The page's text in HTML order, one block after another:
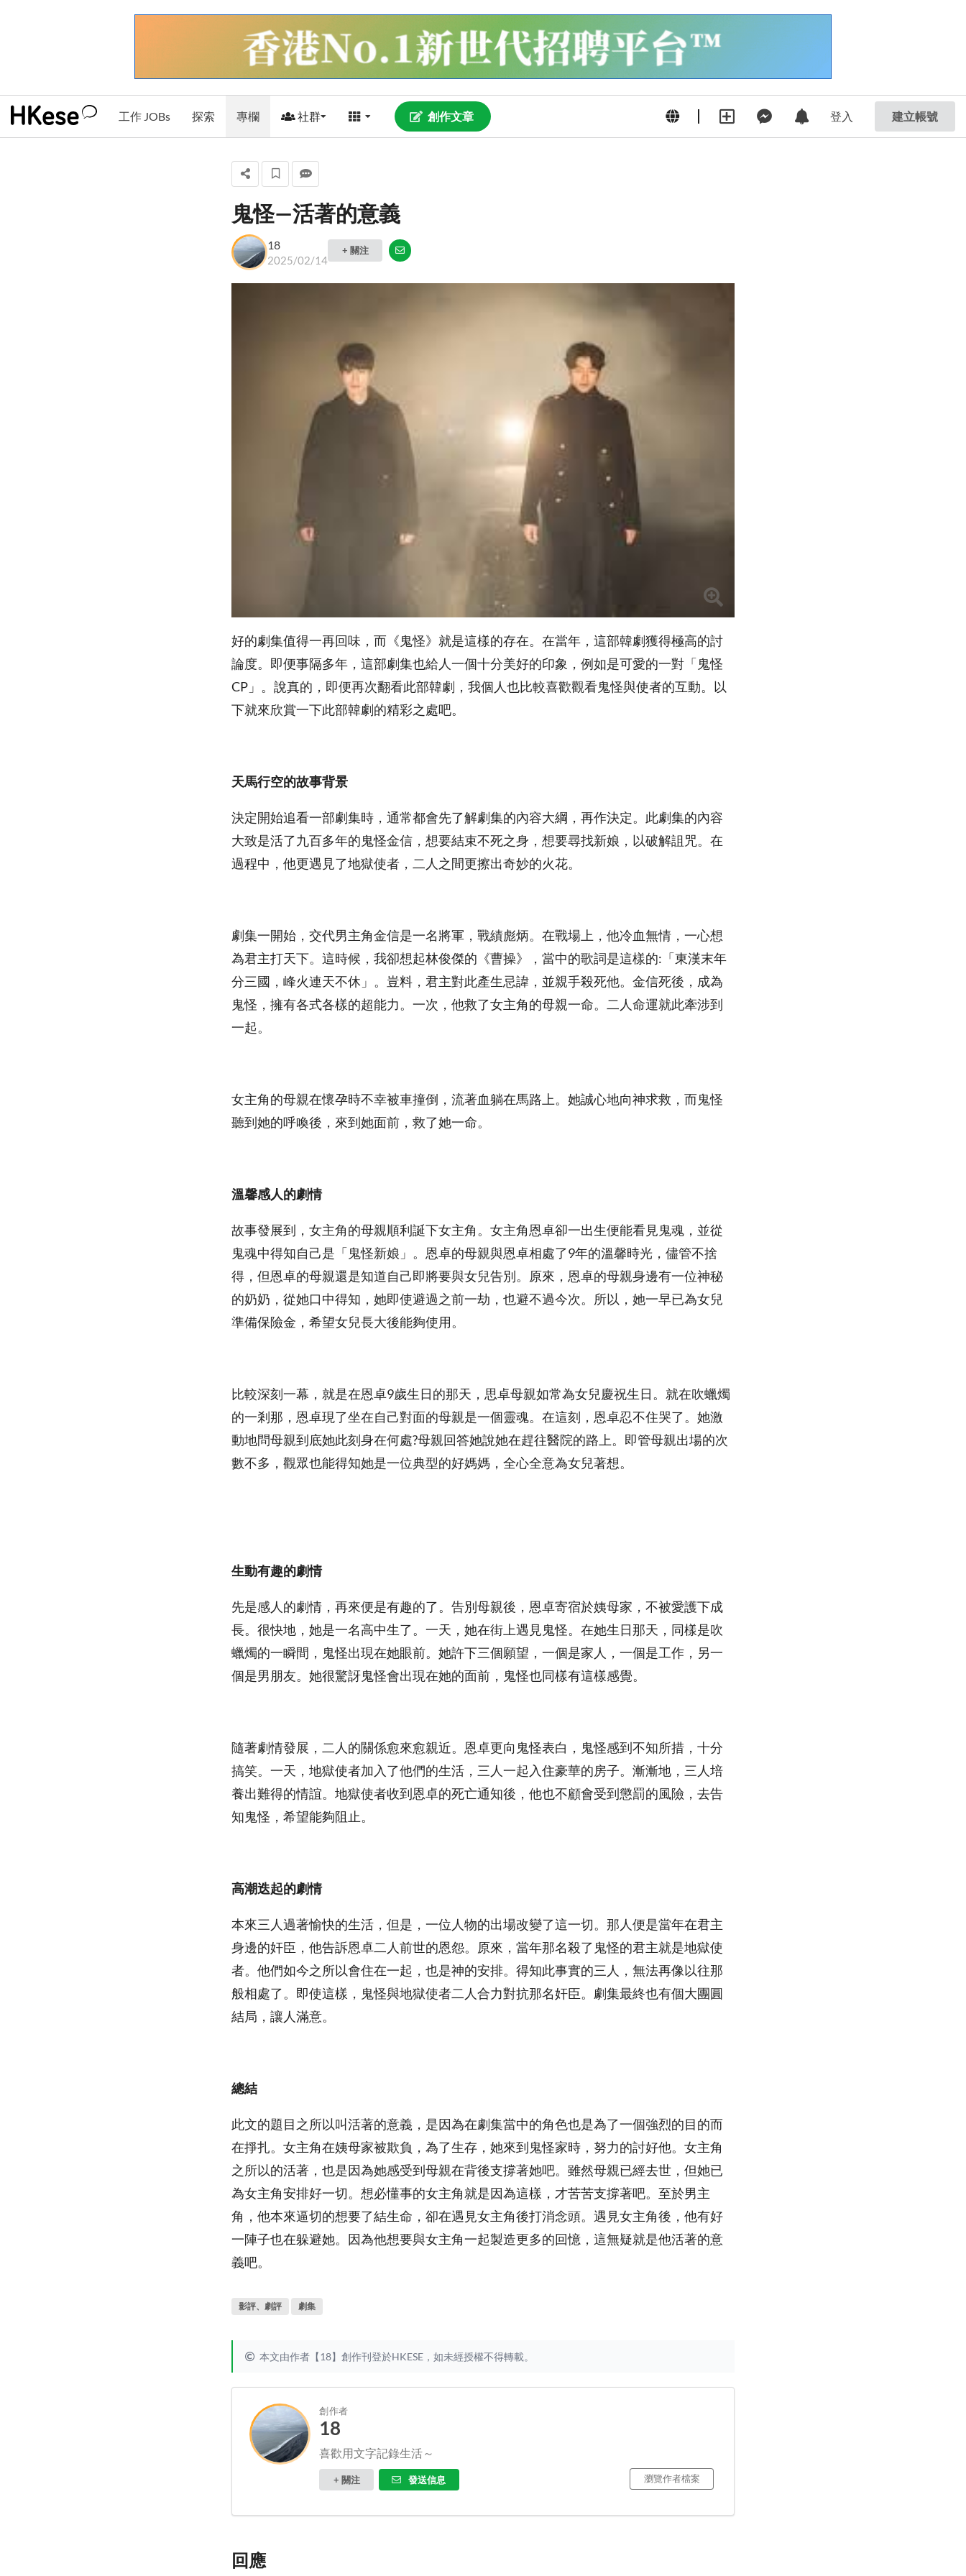
工作 JOBs 探索 專欄 社群 創作文章 登入 建立帳號
鬼怪—活著的意義
18
2025/02/14
+ 關注
好的劇集值得一再回味，而《鬼怪》就是這樣的存在。在當年，這部韓劇獲得極高的討
論度。即便事隔多年，這部劇集也給人一個十分美好的印象，例如是可愛的一對「鬼怪
CP」。說真的，即便再次翻看此部韓劇，我個人也比較喜歡觀看鬼怪與使者的互動。以
下就來欣賞一下此部韓劇的精彩之處吧。
天馬行空的故事背景
決定開始追看一部劇集時，通常都會先了解劇集的內容大綱，再作決定。此劇集的內容
大致是活了九百多年的鬼怪金信，想要結束不死之身，想要尋找新娘，以破解詛咒。在
過程中，他更遇見了地獄使者，二人之間更擦出奇妙的火花。
劇集一開始，交代男主角金信是一名將軍，戰績彪炳。在戰場上，他冷血無情，一心想
為君主打天下。這時候，我卻想起林俊傑的《曹操》，當中的歌詞是這樣的:「東漢末年
分三國，峰火連天不休」。豈料，君主對此產生忌諱，並親手殺死他。金信死後，成為
鬼怪，擁有各式各樣的超能力。一次，他救了女主角的母親一命。二人命運就此牽涉到
一起。
女主角的母親在懷孕時不幸被車撞倒，流著血躺在馬路上。她誠心地向神求救，而鬼怪
聽到她的呼喚後，來到她面前，救了她一命。
溫馨感人的劇情
故事發展到，女主角的母親順利誕下女主角。女主角恩卓卻一出生便能看見鬼魂，並從
鬼魂中得知自己是「鬼怪新娘」。恩卓的母親與恩卓相處了9年的溫馨時光，儘管不捨
得，但恩卓的母親還是知道自己即將要與女兒告別。原來，恩卓的母親身邊有一位神秘
的奶奶，從她口中得知，她即使避過之前一劫，也避不過今次。所以，她一早已為女兒
準備保險金，希望女兒長大後能夠使用。
比較深刻一幕，就是在恩卓9歲生日的那天，思卓母親如常為女兒慶祝生日。就在吹蠟燭
的一剎那，恩卓現了坐在自己對面的母親是一個靈魂。在這刻，恩卓忍不住哭了。她激
動地問母親到底她此刻身在何處?母親回答她說她在趕往醫院的路上。即管母親出場的次
數不多，觀眾也能得知她是一位典型的好媽媽，全心全意為女兒著想。
生動有趣的劇情
先是感人的劇情，再來便是有趣的了。告別母親後，恩卓寄宿於姨母家，不被愛護下成
長。很快地，她是一名高中生了。一天，她在街上遇見鬼怪。在她生日那天，同樣是吹
蠟燭的一瞬間，鬼怪出現在她眼前。她許下三個願望，一個是家人，一個是工作，另一
個是男朋友。她很驚訝鬼怪會出現在她的面前，鬼怪也同樣有這樣感覺。
隨著劇情發展，二人的關係愈來愈親近。恩卓更向鬼怪表白，鬼怪感到不知所措，十分
搞笑。一天，地獄使者加入了他們的生活，三人一起入住豪華的房子。漸漸地，三人培
養出難得的情誼。地獄使者收到恩卓的死亡通知後，他也不顧會受到懲罰的風險，去告
知鬼怪，希望能夠阻止。
高潮迭起的劇情
本來三人過著愉快的生活，但是，一位人物的出場改變了這一切。那人便是當年在君主
身邊的奸臣，他告訴恩卓二人前世的恩怨。原來，當年那名殺了鬼怪的君主就是地獄使
者。他們如今之所以會住在一起，也是神的安排。得知此事實的三人，無法再像以往那
般相處了。即使這樣，鬼怪與地獄使者二人合力對抗那名奸臣。劇集最終也有個大團圓
結局，讓人滿意。
總結
此文的題目之所以叫活著的意義，是因為在劇集當中的角色也是為了一個強烈的目的而
在掙扎。女主角在姨母家被欺負，為了生存，她來到鬼怪家時，努力的討好他。女主角
之所以的活著，也是因為她感受到母親在背後支撐著她吧。雖然母親已經去世，但她已
為女主角安排好一切。想必懂事的女主角就是因為這樣，才苦苦支撐著吧。至於男主
角，他本來逼切的想要了結生命，卻在遇見女主角後打消念頭。遇見女主角後，他有好
一陣子也在躲避她。因為他想要與女主角一起製造更多的回憶，這無疑就是他活著的意
義吧。
影評、劇評 劇集
本文由作者【18】創作刊登於HKESE，如未經授權不得轉載。
創作者
18
喜歡用文字記錄生活～
+ 關注 發送信息 瀏覽作者檔案
回應